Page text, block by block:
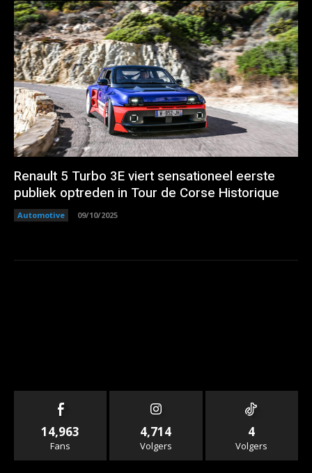
Renault 5 Turbo 3E viert sensationeel eerste
publiek optreden in Tour de Corse Historique
Automotive 09/10/2025
14,963
Fans
4,714
Volgers
4
Volgers